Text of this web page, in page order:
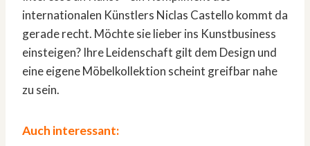
internationalen Künstlers Niclas Castello kommt da
gerade recht. Möchte sie lieber ins Kunstbusiness
einsteigen? Ihre Leidenschaft gilt dem Design und
eine eigene Möbelkollektion scheint greifbar nahe
zu sein.
Auch interessant: